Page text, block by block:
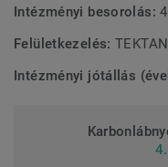
Intézményi besorolás:
Felületkezelés:
Intézményi jótállás